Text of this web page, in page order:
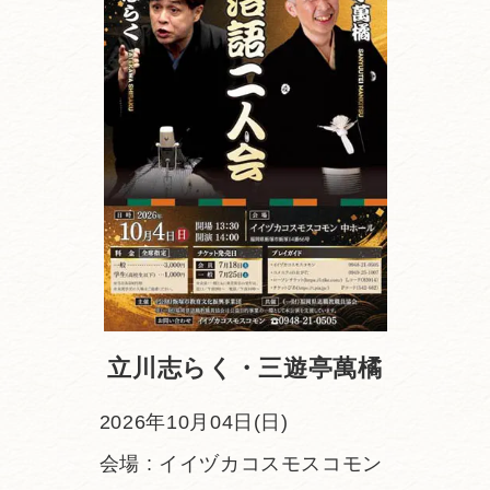
立川志らく・三遊亭萬橘
2026年10月04日(日)
会場 : イイヅカコスモスコモン